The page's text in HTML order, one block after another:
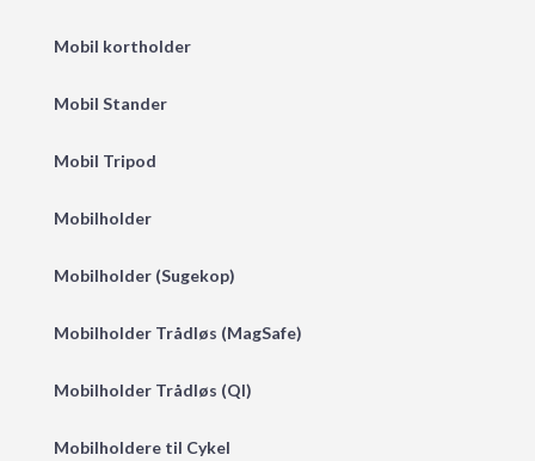
Mobil kortholder
Mobil Stander
Mobil Tripod
Mobilholder
Mobilholder (Sugekop)
Mobilholder Trådløs (MagSafe)
Mobilholder Trådløs (QI)
Mobilholdere til Cykel